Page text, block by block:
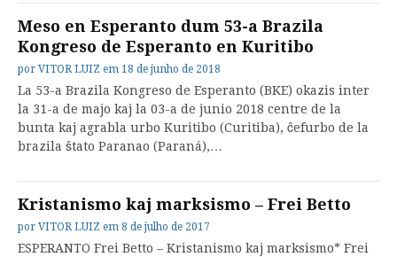
Meso en Esperanto dum 53-a Brazila
Kongreso de Esperanto en Kuritibo
por VITOR LUIZ em 18 de junho de 2018
La 53-a Brazila Kongreso de Esperanto (BKE) okazis inter
la 31-a de majo kaj la 03-a de junio 2018 centre de la
bunta kaj agrabla urbo Kuritibo (Curitiba), ĉefurbo de la
brazila ŝtato Paranao (Paraná),…
Kristanismo kaj marksismo – Frei Betto
por VITOR LUIZ em 8 de julho de 2017
ESPERANTO Frei Betto – Kristanismo kaj marksismo* Frei